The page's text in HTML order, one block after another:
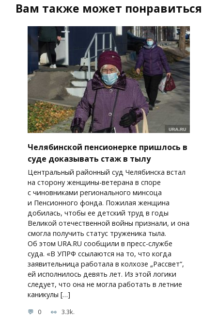
Вам также может понравиться
Челябинской пенсионерке пришлось в
суде доказывать стаж в тылу
Центральный районный суд Челябинска встал
на сторону женщины-ветерана в споре
с чиновниками регионального минсоца
и Пенсионного фонда. Пожилая женщина
добилась, чтобы ее детский труд в годы
Великой отечественной войны признали, и она
смогла получить статус труженика тыла.
Об этом URA.RU сообщили в пресс-службе
суда. «В УПРФ ссылаются на то, что когда
заявительница работала в колхозе „Рассвет“,
ей исполнилось девять лет. Из этой логики
следует, что она не могла работать в летние
каникулы […]
0 3.3k.